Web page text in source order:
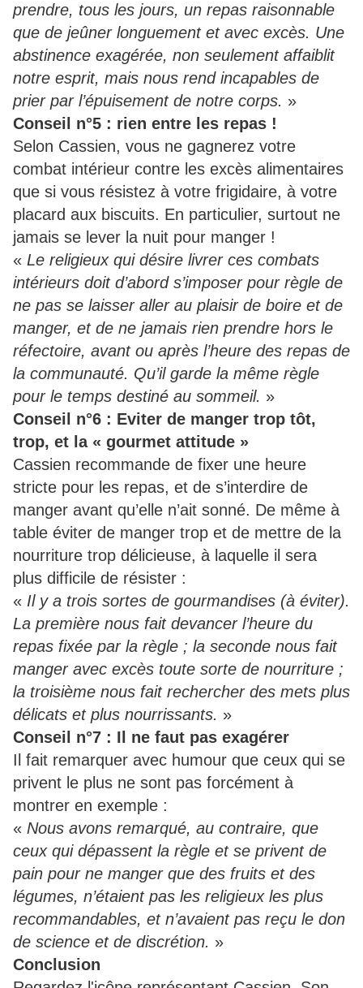
prendre, tous les jours, un repas raisonnable
que de jeûner longuement et avec excès. Une
abstinence exagérée, non seulement affaiblit
notre esprit, mais nous rend incapables de
prier par l’épuisement de notre corps. »
Conseil n°5 : rien entre les repas !
Selon Cassien, vous ne gagnerez votre
combat intérieur contre les excès alimentaires
que si vous résistez à votre frigidaire, à votre
placard aux biscuits. En particulier, surtout ne
jamais se lever la nuit pour manger !
« Le religieux qui désire livrer ces combats
intérieurs doit d’abord s’imposer pour règle de
ne pas se laisser aller au plaisir de boire et de
manger, et de ne jamais rien prendre hors le
réfectoire, avant ou après l’heure des repas de
la communauté. Qu’il garde la même règle
pour le temps destiné au sommeil. »
Conseil n°6 : Eviter de manger trop tôt,
trop, et la « gourmet attitude »
Cassien recommande de fixer une heure
stricte pour les repas, et de s’interdire de
manger avant qu’elle n’ait sonné. De même à
table éviter de manger trop et de mettre de la
nourriture trop délicieuse, à laquelle il sera
plus difficile de résister :
« Il y a trois sortes de gourmandises (à éviter).
La première nous fait devancer l’heure du
repas fixée par la règle ; la seconde nous fait
manger avec excès toute sorte de nourriture ;
la troisième nous fait rechercher des mets plus
délicats et plus nourrissants. »
Conseil n°7 : Il ne faut pas exagérer
Il fait remarquer avec humour que ceux qui se
privent le plus ne sont pas forcément à
montrer en exemple :
« Nous avons remarqué, au contraire, que
ceux qui dépassent la règle et se privent de
pain pour ne manger que des fruits et des
légumes, n’étaient pas les religieux les plus
recommandables, et n’avaient pas reçu le don
de science et de discrétion. »
Conclusion